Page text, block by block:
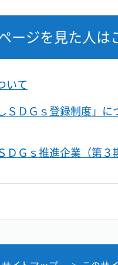
ージを見た人
いて
ＳＤＧｓ登録制度」に
ＤＧｓ推進企業（第３